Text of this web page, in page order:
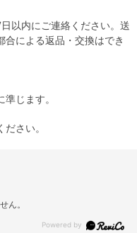
以内にご連絡ください。送
による返品・交換はでき
じます。
さい。
ん。